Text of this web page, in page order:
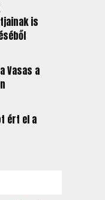
is
Vasas a
ért el a